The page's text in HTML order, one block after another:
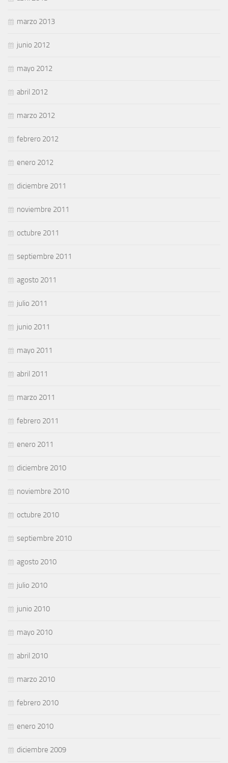
marzo 2013
junio 2012
mayo 2012
abril 2012
marzo 2012
febrero 2012
enero 2012
diciembre 2011
noviembre 2011
octubre 2011
septiembre 2011
agosto 2011
julio 2011
junio 2011
mayo 2011
abril 2011
marzo 2011
febrero 2011
enero 2011
diciembre 2010
noviembre 2010
octubre 2010
septiembre 2010
agosto 2010
julio 2010
junio 2010
mayo 2010
abril 2010
marzo 2010
febrero 2010
enero 2010
diciembre 2009